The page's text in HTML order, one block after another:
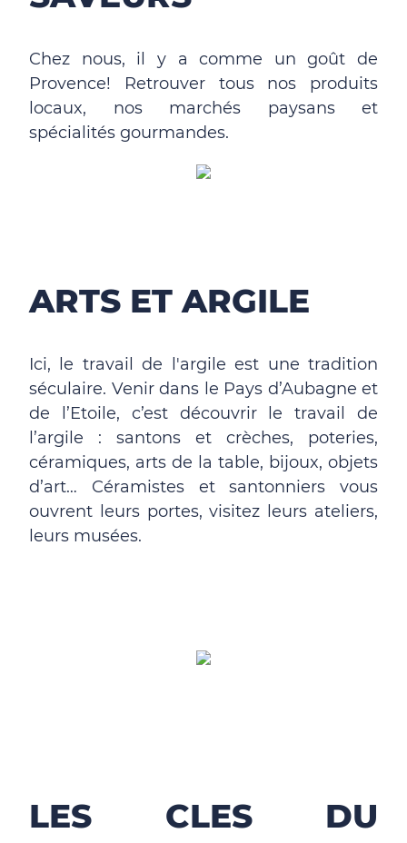
Chez nous, il y a comme un goût de
Provence! Retrouver tous nos produits
locaux, nos marchés paysans et
spécialités gourmandes.
ARTS ET ARGILE
Ici, le travail de l'argile est une tradition
séculaire. Venir dans le Pays d’Aubagne et
de l’Etoile, c’est découvrir le travail de
l’argile : santons et crèches, poteries,
céramiques, arts de la table, bijoux, objets
d’art… Céramistes et santonniers vous
ouvrent leurs portes, visitez leurs ateliers,
leurs musées.
LES CLES DU